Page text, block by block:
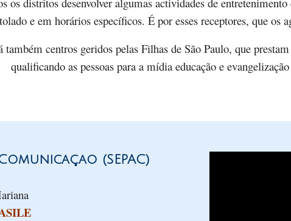
Narzole
San Lorenzo di Fossano
Susa
e em horários específicos. É por esses receptores, que os
também centros geridos pelas Filhas de São Paulo, que
qualificando as pessoas para a mídia educação e
(SEPAC)